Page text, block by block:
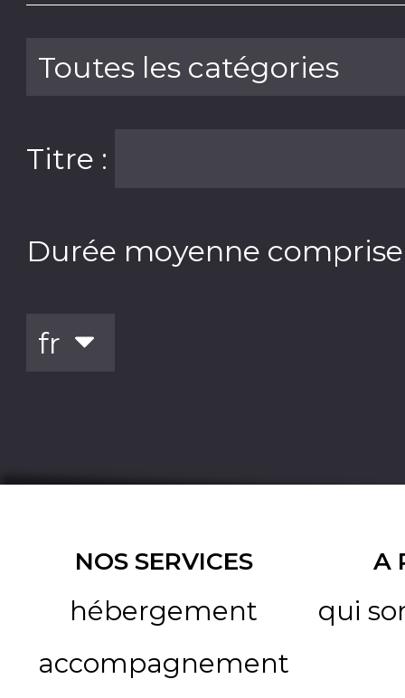
Titre :
Durée moyenne
NOS SERVICES
hébergement
accompagnement
A
qui